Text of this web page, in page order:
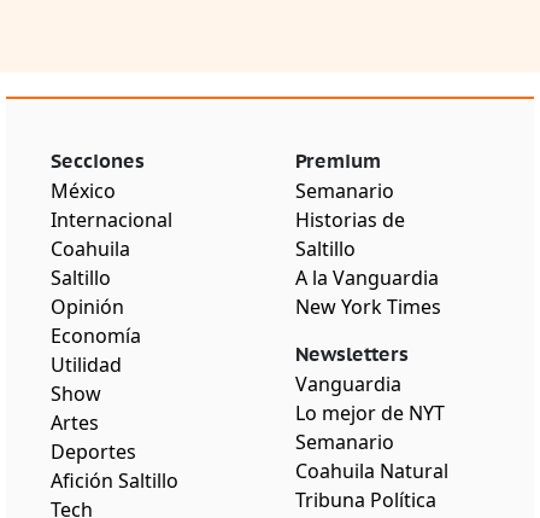
Secciones
México
Internacional
Coahuila
Saltillo
Opinión
Economía
Utilidad
Show
Artes
Deportes
Afición Saltillo
Tech
Premium
Semanario
Historias de
Saltillo
A la Vanguardia
New York Times
Newsletters
Vanguardia
Lo mejor de NYT
Semanario
Coahuila Natural
Tribuna Política